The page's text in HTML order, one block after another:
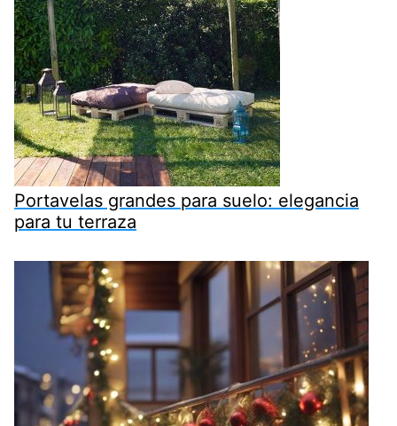
Portavelas grandes para suelo: elegancia
para tu terraza